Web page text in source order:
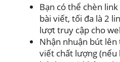
Bạn có thể chèn
bài viết, tối đa là 2
lượt truy cập cho
Nhận nhuận bút
viết chất lượng (nếu